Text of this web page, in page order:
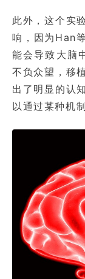
此外，这个实
响，因为Han
能会导致大脑
不负众望，移
出了明显的认
以通过某种机